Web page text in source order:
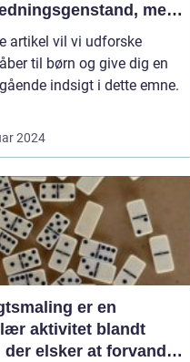
men
kilde til hygge og
artikel vil vi udforske
til børn og give dig en
indsigt i dette emne.
2024
er en
aktivitet blandt
der elsker at forvandle